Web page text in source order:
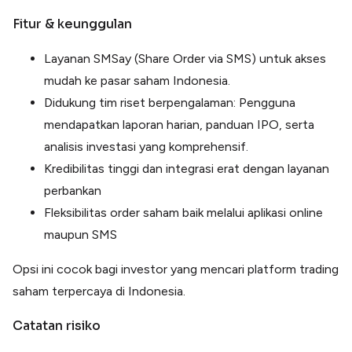
Fitur & keunggulan
Layanan SMSay (Share Order via SMS) untuk akses
mudah ke pasar saham Indonesia.
Didukung tim riset berpengalaman: Pengguna
mendapatkan laporan harian, panduan IPO, serta
analisis investasi yang komprehensif.
Kredibilitas tinggi dan integrasi erat dengan layanan
perbankan
Fleksibilitas order saham baik melalui aplikasi online
maupun SMS
Opsi ini cocok bagi investor yang mencari platform trading
saham terpercaya di Indonesia.
Catatan risiko